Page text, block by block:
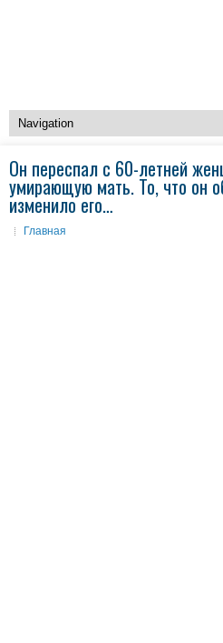
Он переспал с 60-летней
умирающую мать. То, что он
изменило его…
Главная